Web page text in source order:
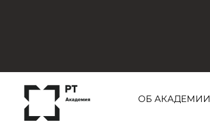
ОБ АКАДЕМИИ